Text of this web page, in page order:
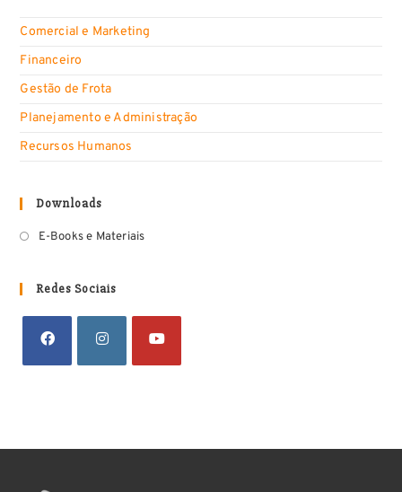
Comercial e Marketing
Financeiro
Gestão de Frota
Planejamento e Administração
Recursos Humanos
Downloads
E-Books e Materiais
Redes Sociais